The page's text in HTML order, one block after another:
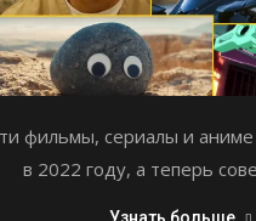
фильмы, сериалы и
в 2022 году, а теперь